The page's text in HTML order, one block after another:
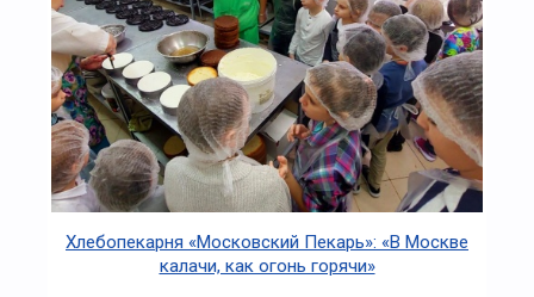
Хлебопекарня «Московский Пекарь»: «В Москве
калачи, как огонь горячи»